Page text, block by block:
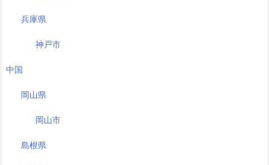
兵庫県
神戸市
中国
岡山県
岡山市
島根県